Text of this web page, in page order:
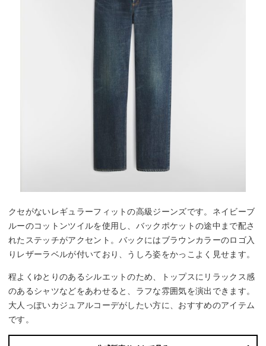
クセがないレギュラーフィットの高級ジーンズです。ネイビーブ
ルーのコットンツイルを使用し、バックポケットの途中まで配さ
れたステッチがアクセント。バックにはブラウンカラーのロゴ入
りレザーラベルが付いており、うしろ姿をかっこよく見せます。
程よくゆとりのあるシルエットのため、トップスにリラックス感
のあるシャツなどをあわせると、ラフな雰囲気を演出できます。
大人っぽいカジュアルコーデがしたい方に、おすすめのアイテム
です。